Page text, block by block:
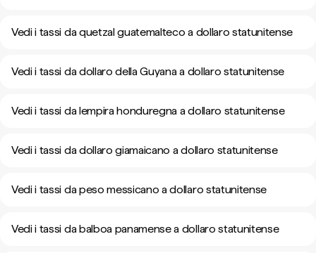
Vedi i tassi da quetzal guatemalteco a dollaro statunitense
Vedi i tassi da dollaro della Guyana a dollaro statunitense
Vedi i tassi da lempira honduregna a dollaro statunitense
Vedi i tassi da dollaro giamaicano a dollaro statunitense
Vedi i tassi da peso messicano a dollaro statunitense
Vedi i tassi da balboa panamense a dollaro statunitense